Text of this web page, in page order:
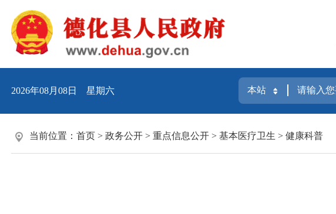
2026年08月08日 星期六
当前位置： 首页 > 政务公开 > 重点信息公开 > 基本医疗卫生 > 健康科普